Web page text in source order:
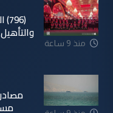
منذ 9 ساعة